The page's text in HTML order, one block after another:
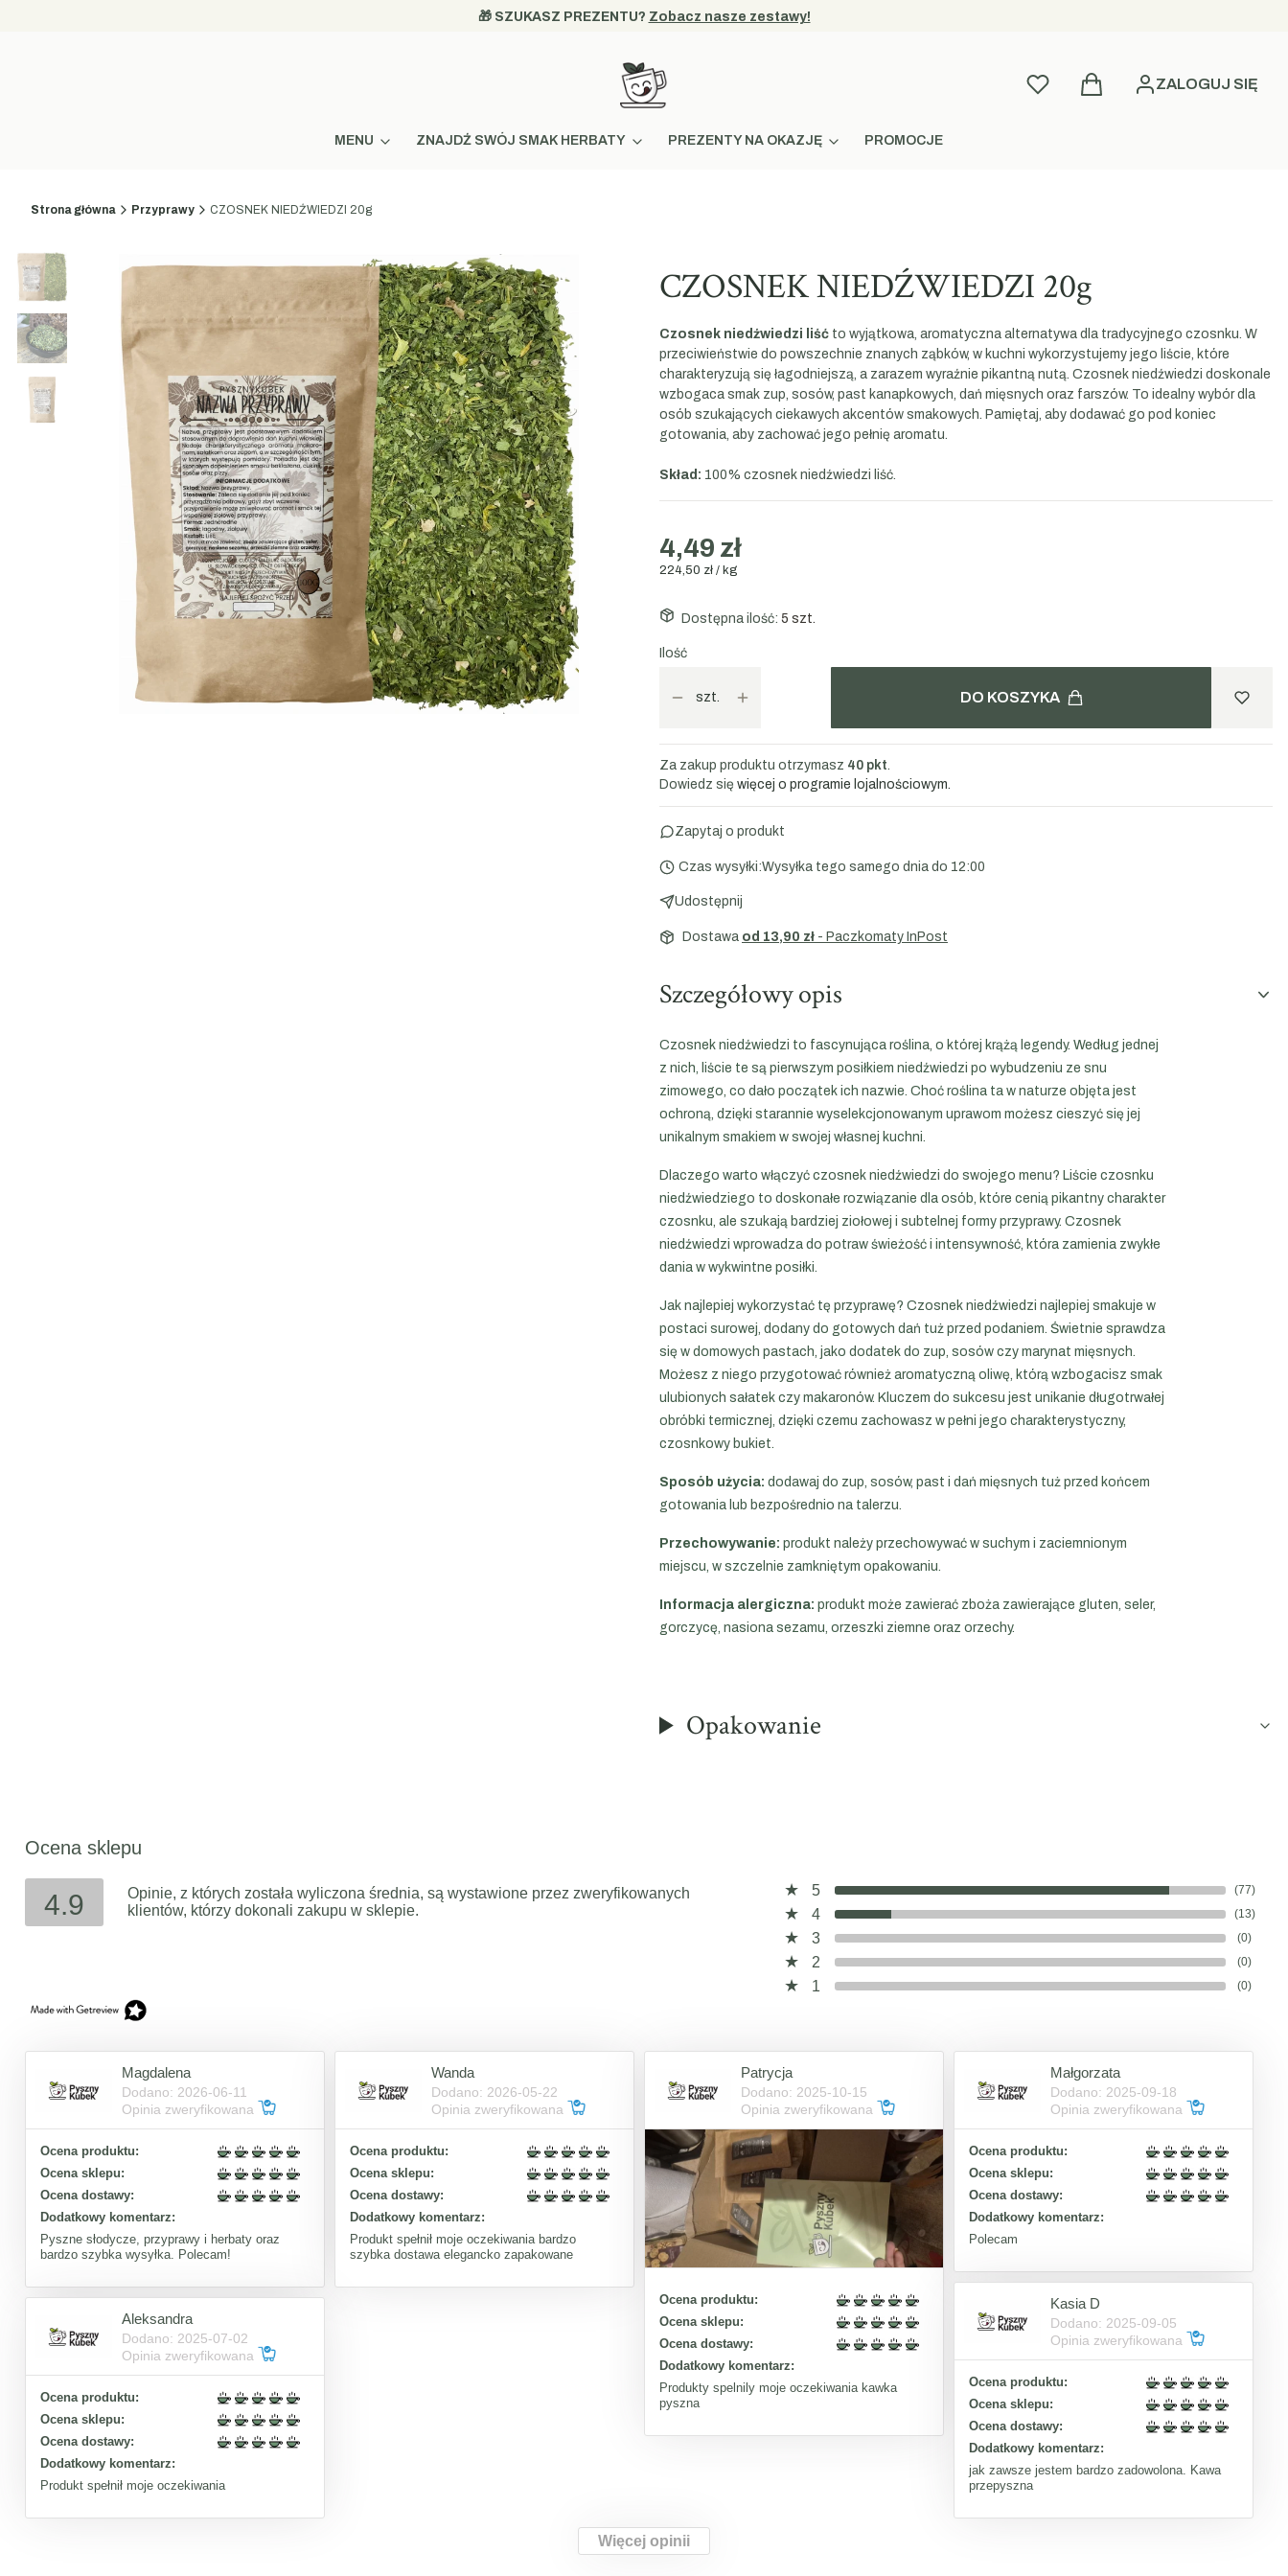
🎁 SZUKASZ PREZENTU? Zobacz nasze zestawy!
UlubioneProdukty w koszyku: 0.
ZALOGUJ SIĘ
MENU ZNAJDŹ SWÓJ SMAK HERBATY PREZENTY NA OKAZJĘ PROMOCJE
Strona główna Przyprawy CZOSNEK NIEDŹWIEDZI 20g
CZOSNEK NIEDŹWIEDZI 20g
Czosnek niedźwiedzi liść to wyjątkowa, aromatyczna alternatywa dla tradycyjnego czosnku. W
przeciwieństwie do powszechnie znanych ząbków, w kuchni wykorzystujemy jego liście, które
charakteryzują się łagodniejszą, a zarazem wyraźnie pikantną nutą. Czosnek niedźwiedzi doskonale
wzbogaca smak zup, sosów, past kanapkowych, dań mięsnych oraz farszów. To idealny wybór dla
osób szukających ciekawych akcentów smakowych. Pamiętaj, aby dodawać go pod koniec
gotowania, aby zachować jego pełnię aromatu.
Skład: 100% czosnek niedźwiedzi liść.
4,49 zł
224,50 zł / kg
Dostępna ilość: 5 szt.
Ilość
szt. DO KOSZYKA
Za zakup produktu otrzymasz 40 pkt.
Dowiedz się więcej o programie lojalnościowym.
Zapytaj o produkt
Czas wysyłki:Wysyłka tego samego dnia do 12:00
Udostępnij
Dostawa od 13,90 zł - Paczkomaty InPost
Szczegółowy opis
Czosnek niedźwiedzi to fascynująca roślina, o której krążą legendy. Według jednej
z nich, liście te są pierwszym posiłkiem niedźwiedzi po wybudzeniu ze snu
zimowego, co dało początek ich nazwie. Choć roślina ta w naturze objęta jest
ochroną, dzięki starannie wyselekcjonowanym uprawom możesz cieszyć się jej
unikalnym smakiem w swojej własnej kuchni.
Dlaczego warto włączyć czosnek niedźwiedzi do swojego menu? Liście czosnku
niedźwiedziego to doskonałe rozwiązanie dla osób, które cenią pikantny charakter
czosnku, ale szukają bardziej ziołowej i subtelnej formy przyprawy. Czosnek
niedźwiedzi wprowadza do potraw świeżość i intensywność, która zamienia zwykłe
dania w wykwintne posiłki.
Jak najlepiej wykorzystać tę przyprawę? Czosnek niedźwiedzi najlepiej smakuje w
postaci surowej, dodany do gotowych dań tuż przed podaniem. Świetnie sprawdza
się w domowych pastach, jako dodatek do zup, sosów czy marynat mięsnych.
Możesz z niego przygotować również aromatyczną oliwę, którą wzbogacisz smak
ulubionych sałatek czy makaronów. Kluczem do sukcesu jest unikanie długotrwałej
obróbki termicznej, dzięki czemu zachowasz w pełni jego charakterystyczny,
czosnkowy bukiet.
Sposób użycia: dodawaj do zup, sosów, past i dań mięsnych tuż przed końcem
gotowania lub bezpośrednio na talerzu.
Przechowywanie: produkt należy przechowywać w suchym i zaciemnionym
miejscu, w szczelnie zamkniętym opakowaniu.
Informacja alergiczna: produkt może zawierać zboża zawierające gluten, seler,
gorczycę, nasiona sezamu, orzeszki ziemne oraz orzechy.
Opakowanie
Ocena sklepu
4.9
Opinie, z których została wyliczona średnia, są wystawione przez zweryfikowanych
klientów, którzy dokonali zakupu w sklepie.
5 (77)
4 (13)
3 (0)
2 (0)
1 (0)
Magdalena
Dodano: 2026-06-11
Opinia zweryfikowana
Ocena produktu:
Ocena sklepu:
Ocena dostawy:
Dodatkowy komentarz:
Pyszne słodycze, przyprawy i herbaty oraz
bardzo szybka wysyłka. Polecam!
Wanda
Dodano: 2026-05-22
Opinia zweryfikowana
Ocena produktu:
Ocena sklepu:
Ocena dostawy:
Dodatkowy komentarz:
Produkt spełnił moje oczekiwania bardzo
szybka dostawa elegancko zapakowane
Patrycja
Dodano: 2025-10-15
Opinia zweryfikowana
Ocena produktu:
Ocena sklepu:
Ocena dostawy:
Dodatkowy komentarz:
Produkty spelnily moje oczekiwania kawka
pyszna
Małgorzata
Dodano: 2025-09-18
Opinia zweryfikowana
Ocena produktu:
Ocena sklepu:
Ocena dostawy:
Dodatkowy komentarz:
Polecam
Kasia D
Dodano: 2025-09-05
Opinia zweryfikowana
Ocena produktu:
Ocena sklepu:
Ocena dostawy:
Dodatkowy komentarz:
jak zawsze jestem bardzo zadowolona. Kawa
przepyszna
Aleksandra
Dodano: 2025-07-02
Opinia zweryfikowana
Ocena produktu:
Ocena sklepu:
Ocena dostawy:
Dodatkowy komentarz:
Produkt spełnił moje oczekiwania
Więcej opinii